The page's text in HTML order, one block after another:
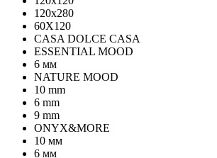
120х280
60X120
CASA DOLCE CASA
ESSENTIAL MOOD
6 мм
NATURE MOOD
10 mm
6 mm
9 mm
ONYX&MORE
10 мм
6 мм